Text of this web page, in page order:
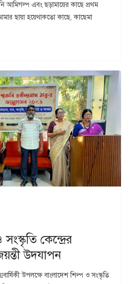
আমিগল্প এবং ছড়ামায়ের কাছে প্রথম
ছায়া হয়েথাকতো কাছে, কাছেমা
কেন্দ্রের
উদযাপন
উপলক্ষে বাংলাদেশ শিল্প ও সংস্কৃতি